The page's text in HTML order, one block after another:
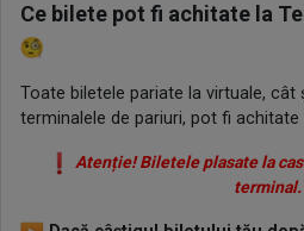
Ce bilete pot fi achitate la
Toate biletele pariate la virtuale, cât
terminalele de pariuri, pot fi achitate
Atenție! Biletele plasate la
terminal.